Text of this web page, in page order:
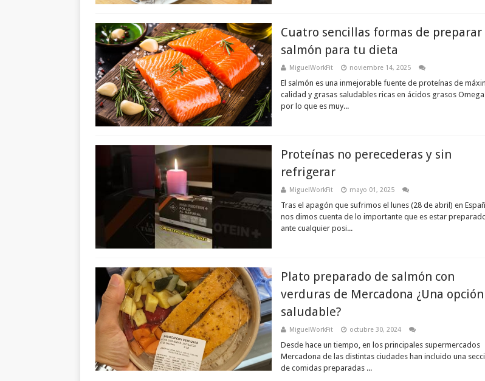
Cuatro sencillas formas de preparar
salmón para tu dieta
MiguelWorkFit noviembre 14, 2025
El salmón es una inmejorable fuente de proteínas de
calidad y grasas saludables ricas en ácidos grasos Omega
por lo que es muy...
Proteínas no perecederas y sin
refrigerar
MiguelWorkFit mayo 01, 2025
Tras el apagón que sufrimos el lunes (28 de abril) en
nos dimos cuenta de lo importante que es estar
ante cualquier posi...
Plato preparado de salmón con
verduras de Mercadona ¿Una opción
saludable?
MiguelWorkFit octubre 30, 2024
Desde hace un tiempo, en los principales supermercados
Mercadona de las distintas ciudades han incluido una
de comidas preparadas ...